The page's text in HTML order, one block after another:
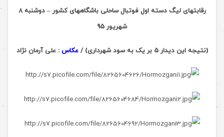
رقابتهای لیگ دسته اول فوتبال ساحلی باشگاههای کشور – دوشنبه 8
شهریور 95
(نتیجه این دیدار 5 بر یک به سود شهرداری) / عکاس : علی آرمان نژاد